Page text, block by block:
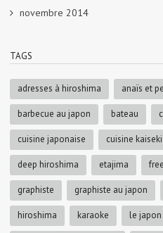
novembre 2014
TAGS
adresses à hiroshima anaïs et
barbecue au japon bateau
cuisine japonaise cuisine kaiseki
deep hiroshima etajima
graphiste graphiste au japon
hiroshima karaoke le